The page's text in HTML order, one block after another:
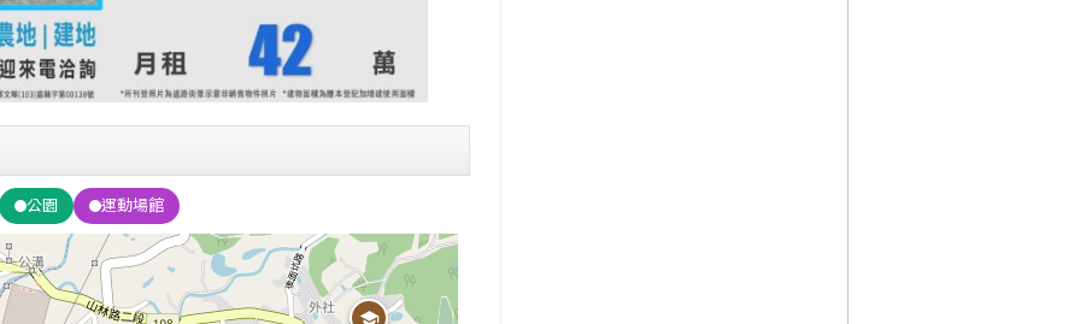
公園 運動場館